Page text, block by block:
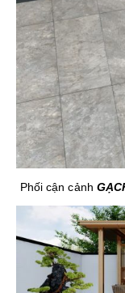
Phối cận cảnh